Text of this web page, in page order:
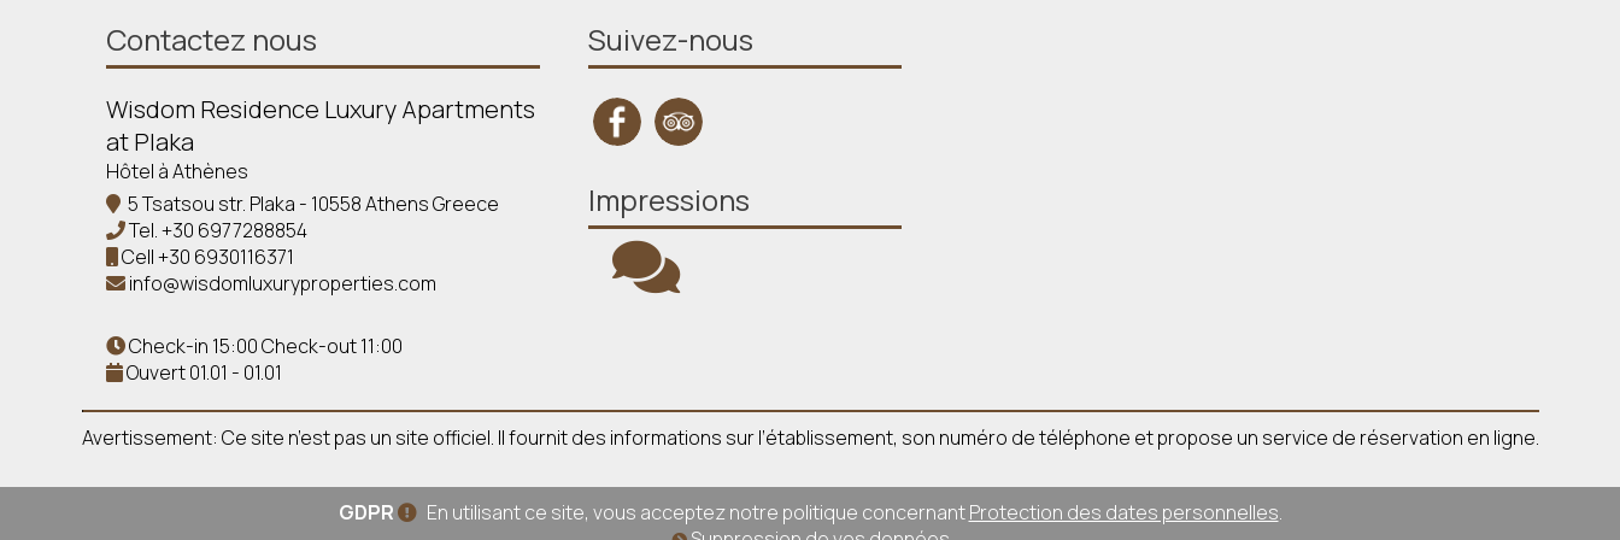
Contactez nous
Wisdom Residence Luxury Apartments
at Plaka
Hôtel à Athènes
5 Tsatsou str. Plaka - 10558 Athens Greece
Tel.+30 6977288854
Cell+30 6930116371
info@wisdomluxuryproperties.com
Check-in 15:00 Check-out 11:00
Ouvert 01.01 - 01.01
Suivez-nous
Impressions
Avertissement: Ce site n’est pas un site officiel. Il fournit des informations sur l’établissement, son numéro de téléphone et propose un service de réservation en ligne.
GDPR En utilisant ce site, vous acceptez notre politique concernantProtection des dates personnelles.